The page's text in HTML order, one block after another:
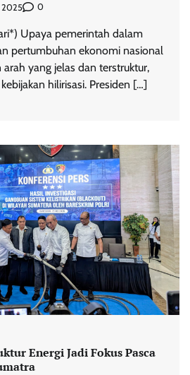
2025 0
Upaya pemerintah dalam
pertumbuhan ekonomi nasional
yang jelas dan terstruktur,
hilirisasi. Presiden […]
Energi Jadi Fokus Pasca